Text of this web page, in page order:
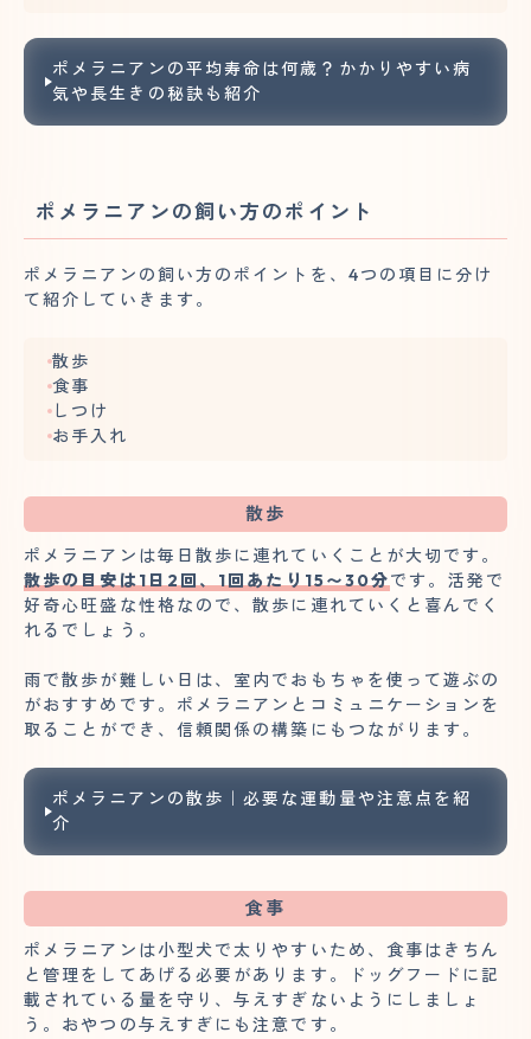
ポメラニアンの平均寿命は何歳？かかりやすい病
気や長生きの秘訣も紹介
ポメラニアンの飼い方のポイント
ポメラニアンの飼い方のポイントを、4つの項目に分け
て紹介していきます。
散歩
食事
しつけ
お手入れ
散歩
ポメラニアンは毎日散歩に連れていくことが大切です。
散歩の目安は1日2回、1回あたり15〜30分です。活発で
好奇心旺盛な性格なので、散歩に連れていくと喜んでく
れるでしょう。
雨で散歩が難しい日は、室内でおもちゃを使って遊ぶの
がおすすめです。ポメラニアンとコミュニケーションを
取ることができ、信頼関係の構築にもつながります。
ポメラニアンの散歩｜必要な運動量や注意点を紹
介
食事
ポメラニアンは小型犬で太りやすいため、食事はきちん
と管理をしてあげる必要があります。ドッグフードに記
載されている量を守り、与えすぎないようにしましょ
う。おやつの与えすぎにも注意です。